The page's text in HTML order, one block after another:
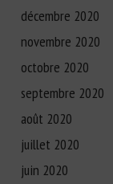
décembre 2020
novembre 2020
octobre 2020
septembre 2020
août 2020
juillet 2020
juin 2020